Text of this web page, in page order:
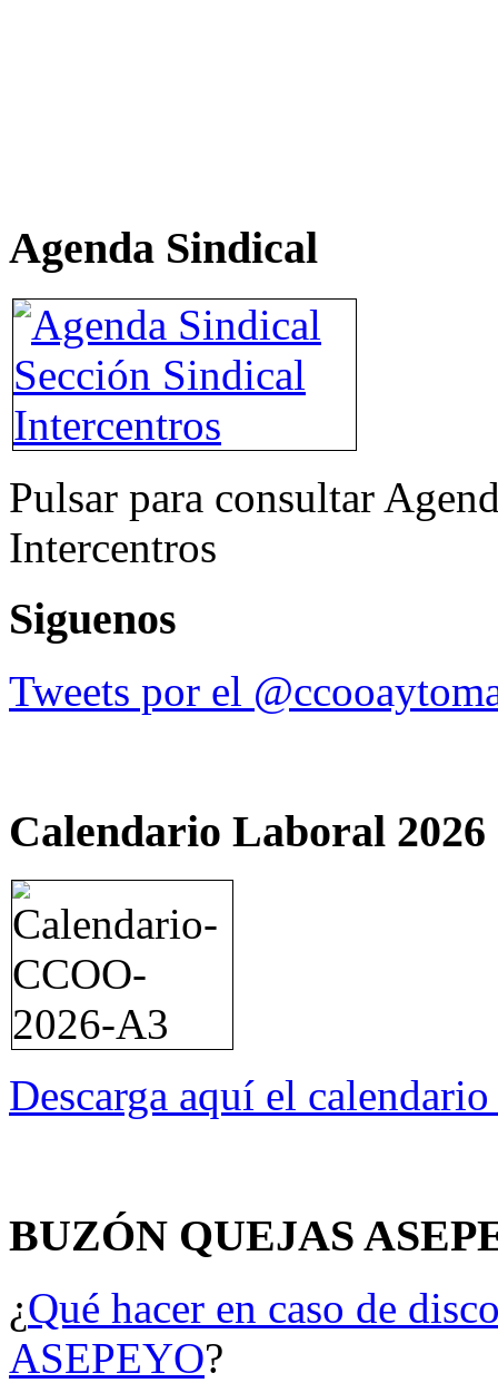
Agenda Sindical
Pulsar para consultar
Intercentros
Siguenos
Tweets por el
Calendario Laboral 2026
Descarga aquí el
BUZÓN QUEJAS
¿Qué hacer en caso de
ASEPEYO?